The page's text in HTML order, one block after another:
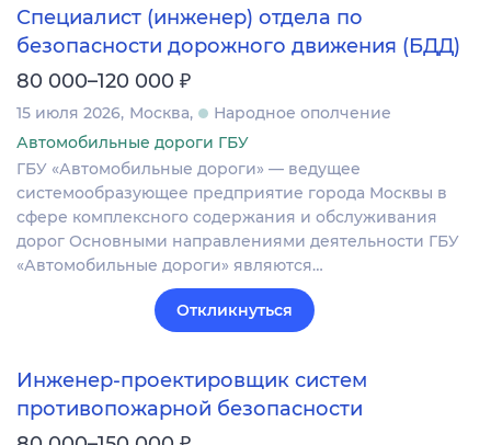
Специалист (инженер) отдела по
безопасности дорожного движения (БДД)
80 000–120 000 ₽
15 июля 2026 Москва
Народное ополчение
Автомобильные дороги ГБУ
ГБУ «Автомобильные дороги» — ведущее
системообразующее предприятие города Москвы в
сфере комплексного содержания и обслуживания
дорог Основными направлениями деятельности ГБУ
«Автомобильные дороги» являются…
Откликнуться
Инженер-проектировщик систем
противопожарной безопасности